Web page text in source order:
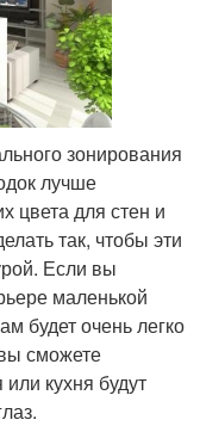
зонирования
лучше
цвета для стен и
так, чтобы эти
Если вы
маленькой
будет очень легко
сможете
кухня будут